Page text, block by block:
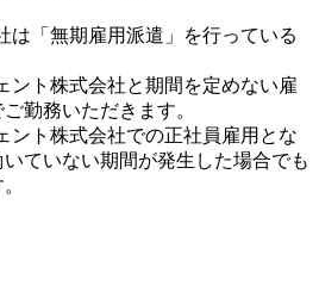
は「無期雇用派遣」を行っている
ント株式会社と期間を定めない雇
勤務いただきます。
ント株式会社での正社員雇用とな
ていない期間が発生した場合でも